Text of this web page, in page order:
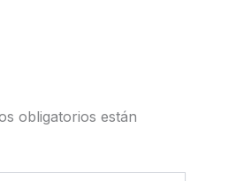
obligatorios están